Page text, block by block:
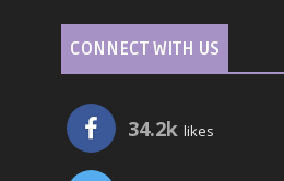
CONNECT WITH US
34.2k likes